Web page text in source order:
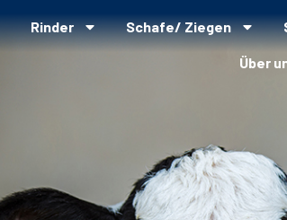
Rinder Schafe/ Ziegen
Über